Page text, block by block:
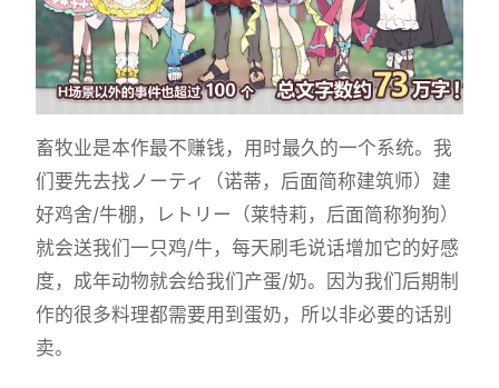
畜牧业是本作最不赚钱，用时最久的一个系统。我
们要先去找ノーティ（诺蒂，后面简称建筑师）建
好鸡舍/牛棚，レトリー（莱特莉，后面简称狗狗）
就会送我们一只鸡/牛，每天刷毛说话增加它的好感
度，成年动物就会给我们产蛋/奶。因为我们后期制
作的很多料理都需要用到蛋奶，所以非必要的话别
卖。